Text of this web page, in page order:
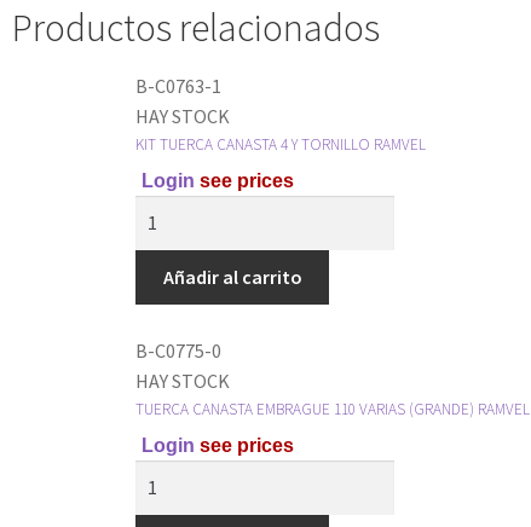
Productos relacionados
B-C0763-1
HAY STOCK
KIT TUERCA CANASTA 4 Y TORNILLO RAMVEL
Login see prices
Añadir al carrito
B-C0775-0
HAY STOCK
TUERCA CANASTA EMBRAGUE 110 VARIAS (GRANDE) RAMVEL
Login see prices